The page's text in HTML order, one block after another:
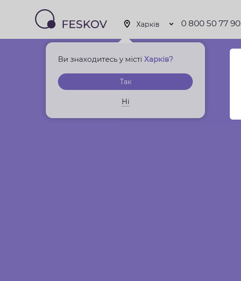
Ви знаходитесь у містіХарків?
Так
Ні
0 800 50 77 90